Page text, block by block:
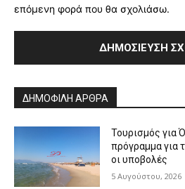
επόμενη φορά που θα σχολιάσω.
ΔΗΜΟΦΙΛΗ ΑΡΘΡΑ
Τουρισμός για
πρόγραμμα για
οι υποβολές
5 Αυγούστου, 2026